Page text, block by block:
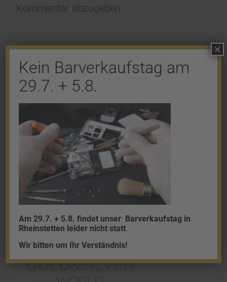
Kommentar abzugeben.
Shop
Granalien
Palladium
Platin
Silber
Kein Barverkaufstag am
29.7. + 5.8.
Am 29.7. + 5.8. findet unser Barverkaufstag in
Rheinstetten leider nicht statt.
Wir bitten um Ihr Verständnis!
×